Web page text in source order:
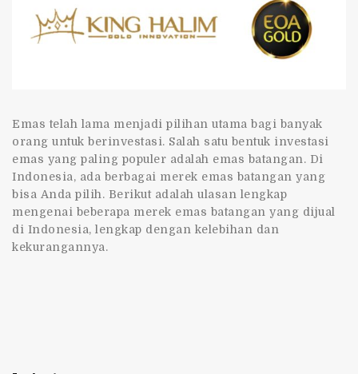
Emas telah lama menjadi pilihan utama bagi banyak
orang untuk berinvestasi. Salah satu bentuk investasi
emas yang paling populer adalah emas batangan. Di
Indonesia, ada berbagai merek emas batangan yang
bisa Anda pilih. Berikut adalah ulasan lengkap
mengenai beberapa merek emas batangan yang dijual
di Indonesia, lengkap dengan kelebihan dan
kekurangannya.